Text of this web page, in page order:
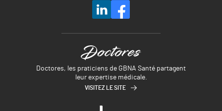
Doctores, les praticiens de GBNA Santé partagent
leur expertise médicale.
VISITEZ LE SITE